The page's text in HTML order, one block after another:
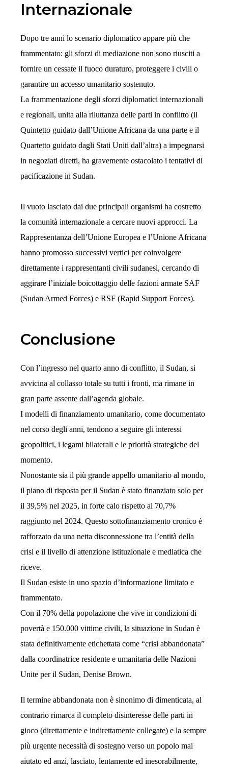
Internazionale
Dopo tre anni lo scenario diplomatico appare più che
frammentato: gli sforzi di mediazione non sono riusciti a
fornire un cessate il fuoco duraturo, proteggere i civili o
garantire un accesso umanitario sostenuto.
La frammentazione degli sforzi diplomatici internazionali
e regionali, unita alla riluttanza delle parti in conflitto (il
Quintetto guidato dall’Unione Africana da una parte e il
Quartetto guidato dagli Stati Uniti dall’altra) a impegnarsi
in negoziati diretti, ha gravemente ostacolato i tentativi di
pacificazione in Sudan.
Il vuoto lasciato dai due principali organismi ha costretto
la comunità internazionale a cercare nuovi approcci. La
Rappresentanza dell’Unione Europea e l’Unione Africana
hanno promosso successivi vertici per coinvolgere
direttamente i rappresentanti civili sudanesi, cercando di
aggirare l’iniziale boicottaggio delle fazioni armate SAF
(Sudan Armed Forces) e RSF (Rapid Support Forces).
Conclusione
Con l’ingresso nel quarto anno di conflitto, il Sudan, si
avvicina al collasso totale su tutti i fronti, ma rimane in
gran parte assente dall’agenda globale.
I modelli di finanziamento umanitario, come documentato
nel corso degli anni, tendono a seguire gli interessi
geopolitici, i legami bilaterali e le priorità strategiche del
momento.
Nonostante sia il più grande appello umanitario al mondo,
il piano di risposta per il Sudan è stato finanziato solo per
il 39,5% nel 2025, in forte calo rispetto al 70,7%
raggiunto nel 2024. Questo sottofinanziamento cronico è
rafforzato da una netta disconnessione tra l’entità della
crisi e il livello di attenzione istituzionale e mediatica che
riceve.
Il Sudan esiste in uno spazio d’informazione limitato e
frammentato.
Con il 70% della popolazione che vive in condizioni di
povertà e 150.000 vittime civili, la situazione in Sudan è
stata definitivamente etichettata come “crisi abbandonata”
dalla coordinatrice residente e umanitaria delle Nazioni
Unite per il Sudan, Denise Brown.
Il termine abbandonata non è sinonimo di dimenticata, al
contrario rimarca il completo disinteresse delle parti in
gioco (direttamente e indirettamente collegate) e la sempre
più urgente necessità di sostegno verso un popolo mai
aiutato ed anzi, lasciato, lentamente ed inesorabilmente,